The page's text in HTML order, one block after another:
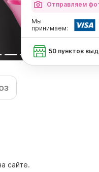
Отправляем
Мы
принимаем:
50 пунктов
сайте.